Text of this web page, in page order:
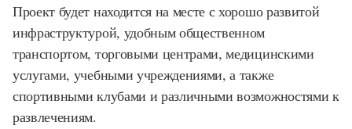
Проект будет находится на месте с хорошо развитой
инфраструктурой, удобным общественном
транспортом, торговыми центрами, медицинскими
услугами, учебными учреждениями, а также
спортивными клубами и различными возможностями к
развлечениям.